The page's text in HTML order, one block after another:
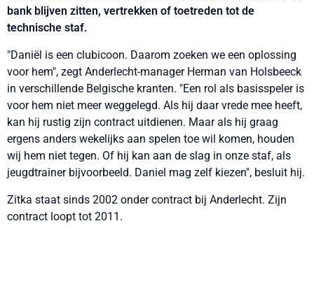
bank blijven zitten, vertrekken of toetreden tot de
technische staf.
"Daniël is een clubicoon. Daarom zoeken we een oplossing
voor hem", zegt Anderlecht-manager Herman van Holsbeeck
in verschillende Belgische kranten. "Een rol als basisspeler is
voor hem niet meer weggelegd. Als hij daar vrede mee heeft,
kan hij rustig zijn contract uitdienen. Maar als hij graag
ergens anders wekelijks aan spelen toe wil komen, houden
wij hem niet tegen. Of hij kan aan de slag in onze staf, als
jeugdtrainer bijvoorbeeld. Daniel mag zelf kiezen", besluit hij.
Zitka staat sinds 2002 onder contract bij Anderlecht. Zijn
contract loopt tot 2011.